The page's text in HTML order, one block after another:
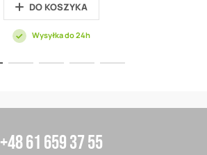
DO KOSZYKA
Wysyłka do 24h
+48 61 659 37 55